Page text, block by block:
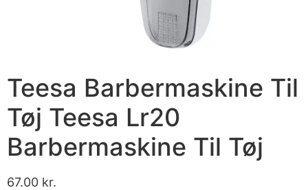
Teesa Barbermaskine Til
Tøj Teesa Lr20
Barbermaskine Til Tøj
67.00 kr.